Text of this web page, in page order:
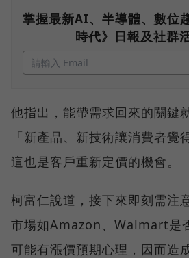
掌握最新AI、半導體、數位
時代》日報及社群
他指出，能帶需求回來的關鍵
「新產品、新技術讓消費者覺
這也是客戶重新定價的機會。
柯富仁說道，接下來即刻需注
市場如Amazon、Walmart是
可能有漲價預期心理，因而造